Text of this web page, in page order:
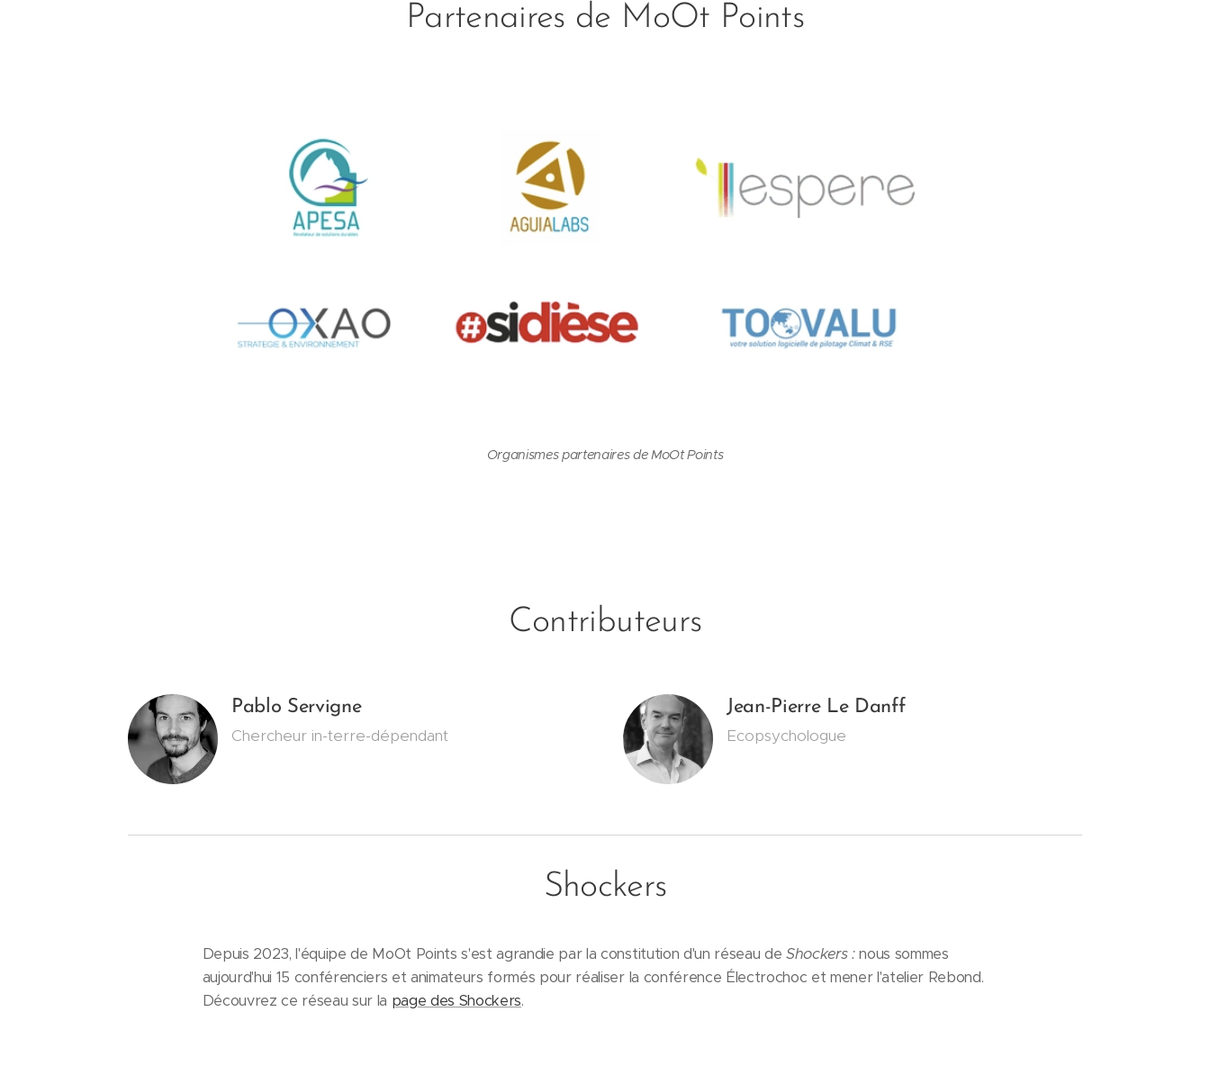
Partenaires de MoOt Points
Organismes partenaires de MoOt Points
Contributeurs
Pablo Servigne
Chercheur in-terre-dépendant
Jean-Pierre Le Danff
Ecopsychologue
Shockers
Depuis 2023, l'équipe de MoOt Points s'est agrandie par la constitution d'un réseau de Shockers :nous sommes
aujourd'hui 15 conférenciers et animateurs formés pour réaliser la conférence Électrochoc et mener l'atelier Rebond.
Découvrez ce réseau sur la page des Shockers.